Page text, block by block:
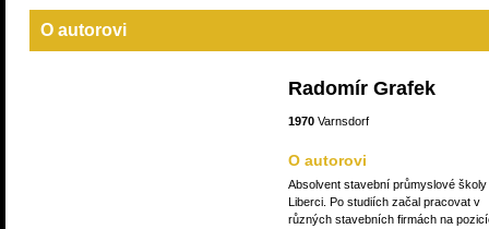
O autorovi
Radomír Grafek
1970 Varnsdorf
O autorovi
Absolvent stavební průmyslové školy
Liberci. Po studiích začal pracovat v
různých stavebních firmách na